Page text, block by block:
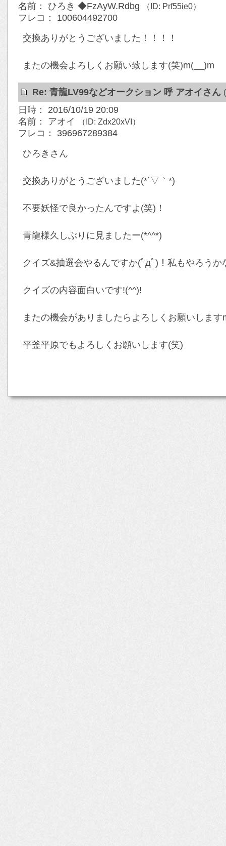
名前： ひろき ◆FzAyW.Rdbg
（ID: Prf55ie0）
フレコ： 100604492700
交換ありがとうございました！！！！
またの機会よろしくお願い致します(笑)m(__)m
Re: 青龍LV99などオークション 呼 アオイさん
日時： 2016/10/19 20:09
名前： アオイ
（ID: Zdx20xVI）
フレコ： 396967289384
ひろきさん
交換ありがとうございました(*´▽｀*)
不要妖怪で良かったんですよ(笑)！
青龍様久しぶりに見ましたー(*^^*)
クイズ&抽選会やるんですか(ﾟдﾟ)！私もやろう
クイズの内容面白いです!(^^)!
またの機会がありましたらよろしくお願いします
平釜平原でもよろしくお願いします(笑)